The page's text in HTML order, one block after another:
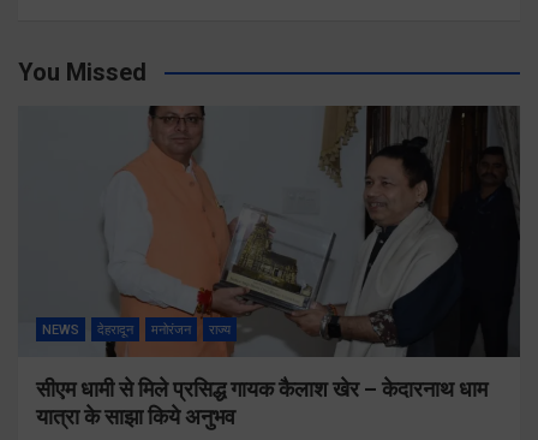
You Missed
NEWS देहरादून मनोरंजन राज्य
सीएम धामी से मिले प्रसिद्ध गायक कैलाश खेर – केदारनाथ धाम
यात्रा के साझा किये अनुभव